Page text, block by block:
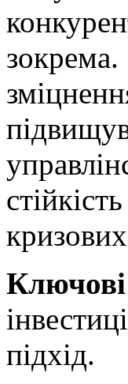
підхід.